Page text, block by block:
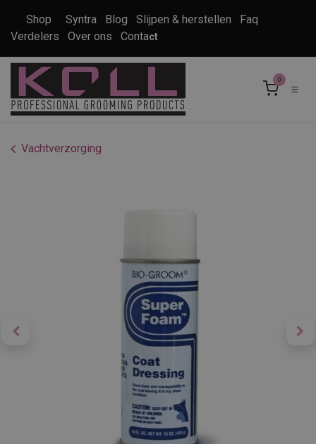
Shop Syntra Blog Slijpen & herstellen
Faq
Verdelers
Over ons Contact
0
Vachtverzorging